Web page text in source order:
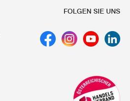
FOLGEN SIE UNS